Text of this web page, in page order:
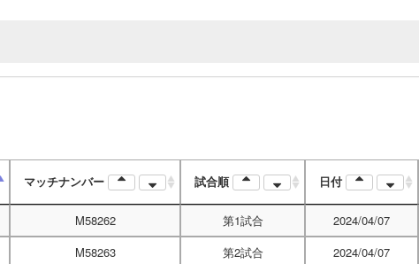
マッチナンバー 試合順 日付
M58262 第1試合 2024/04/07
M58263 第2試合 2024/04/07